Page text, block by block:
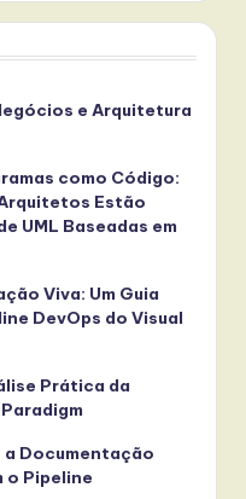
e Arquitetura
como Código:
Estão
UML Baseadas em
Viva: Um Guia
DevOps do Visual
Prática da
a Documentação
o Pipeline